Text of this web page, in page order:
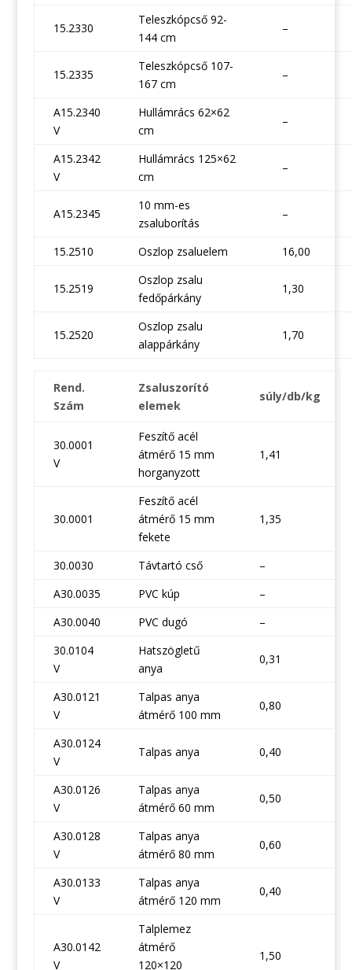
15.2330
Teleszkópcső 92-
144 cm
–
15.2335
Teleszkópcső 107-
167 cm
–
A15.2340
V
Hullámrács 62×62
cm
–
A15.2342
V
Hullámrács 125×62
cm
–
A15.2345
10 mm-es
zsaluborítás
–
15.2510 Oszlop zsaluelem 16,00
15.2519
Oszlop zsalu
fedőpárkány
1,30
15.2520
Oszlop zsalu
alappárkány
1,70
Rend.
Szám
Zsaluszorító
elemek
súly/db/kg
30.0001
V
Feszítő acél
átmérő 15 mm
horganyzott
1,41
30.0001
Feszítő acél
átmérő 15 mm
fekete
1,35
30.0030 Távtartó cső
–
A30.0035
PVC kúp
–
A30.0040
PVC dugó
–
30.0104
V
Hatszögletű
anya
0,31
A30.0121
V
Talpas anya
átmérő 100 mm
0,80
A30.0124
V
Talpas anya 0,40
A30.0126
V
Talpas anya
átmérő 60 mm
0,50
A30.0128
V
Talpas anya
átmérő 80 mm
0,60
A30.0133
V
Talpas anya
átmérő 120 mm
0,40
A30.0142
V
Talplemez
átmérő
120×120
1,50